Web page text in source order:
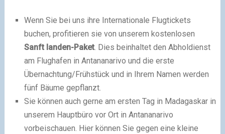
Wenn Sie bei uns ihre Internationale Flugtickets
buchen, profitieren sie von unserem kostenlosen
Sanft landen-Paket. Dies beinhaltet den Abholdienst
am Flughafen in Antananarivo und die erste
Übernachtung/Frühstück und in Ihrem Namen werden
fünf Bäume gepflanzt.
Sie können auch gerne am ersten Tag in Madagaskar in
unserem Hauptbüro vor Ort in Antananarivo
vorbeischauen. Hier können Sie gegen eine kleine